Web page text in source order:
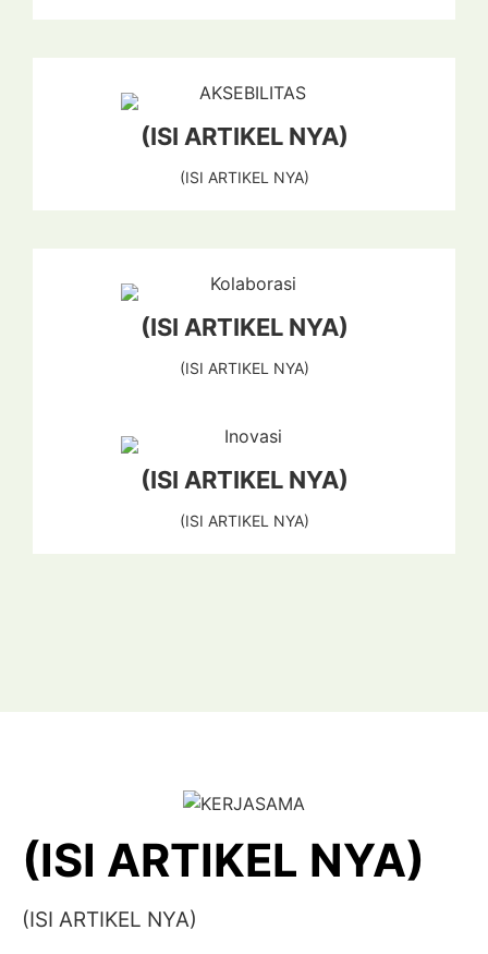
(ISI ARTIKEL NYA)
(ISI ARTIKEL NYA)
(ISI ARTIKEL NYA)
(ISI ARTIKEL NYA)
(ISI ARTIKEL NYA)
(ISI ARTIKEL NYA)
(ISI ARTIKEL NYA)
(ISI ARTIKEL NYA)